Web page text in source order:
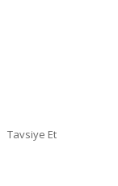
Tavsiye Et